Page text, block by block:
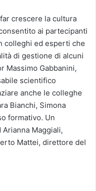
crescere la cultura
ai partecipanti
colleghi ed esperti che
di gestione di alcuni
Massimo Gabbanini,
scientifico
anche le colleghe
Bianchi, Simona
formativo. Un
Maggiali,
Mattei, direttore del